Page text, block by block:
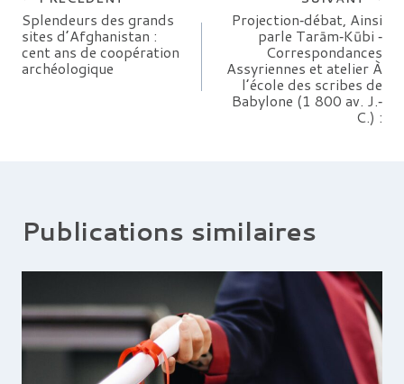
de
l’article
Splendeurs des grands
sites d’Afghanistan :
cent ans de coopération
archéologique
Projection‐débat, Ainsi
parle Tarām‐Kūbi ‐
Correspondances
Assyriennes et atelier À
l’école des scribes de
Babylone (1 800 av. J.‐
C.) :
Publications similaires